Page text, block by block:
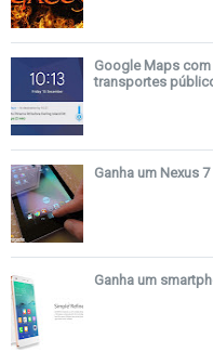
Google Maps
transportes
Ganha um Nexus
Ganha um